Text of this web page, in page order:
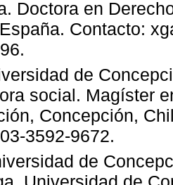
Doctora en
Contacto:
de
social. Magíster
Concepción,
3592-9672.
de